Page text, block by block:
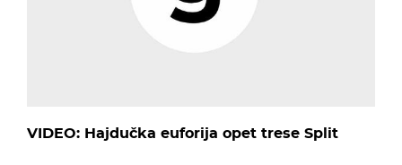
VIDEO: Hajdučka euforija opet trese Split